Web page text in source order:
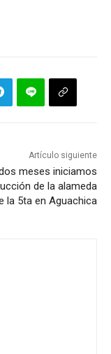
Artículo siguiente
meses iniciamos
de la alameda
la 5ta en Aguachica